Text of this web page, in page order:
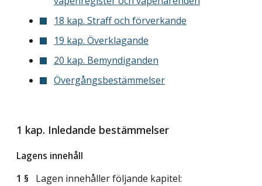
18 kap. Straff och förverkande
19 kap. Överklagande
20 kap. Bemyndiganden
Övergångsbestämmelser
1 kap. Inledande bestämmelser
Lagens innehåll
1 § Lagen innehåller följande kapitel: